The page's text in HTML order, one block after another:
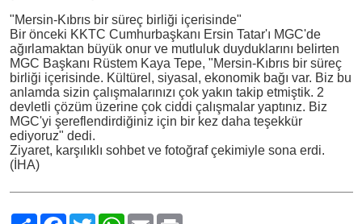
"Mersin-Kıbrıs bir süreç birliği içerisinde"
Bir önceki KKTC Cumhurbaşkanı Ersin Tatar'ı MGC'de
ağırlamaktan büyük onur ve mutluluk duyduklarını belirten
MGC Başkanı Rüstem Kaya Tepe, "Mersin-Kıbrıs bir süreç
birliği içerisinde. Kültürel, siyasal, ekonomik bağı var. Biz bu
anlamda sizin çalışmalarınızı çok yakın takip etmiştik. 2
devletli çözüm üzerine çok ciddi çalışmalar yaptınız. Biz
MGC'yi şereflendirdiğiniz için bir kez daha teşekkür
ediyoruz" dedi.
Ziyaret, karşılıklı sohbet ve fotoğraf çekimiyle sona erdi.
(İHA)
PaylaşFacebook
TwitterWhatsApp
EmailPrint